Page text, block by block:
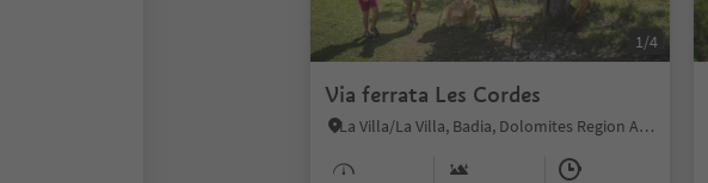
1/4
Via ferrata Les Cordes
La Villa/La Villa, Badia, Dolomites Region Alta Badia